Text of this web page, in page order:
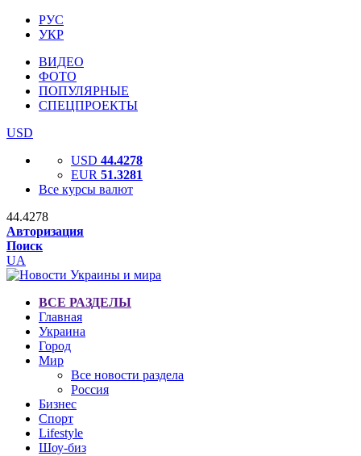
РУС
УКР
ВИДЕО
ФОТО
ПОПУЛЯРНЫЕ
СПЕЦПРОЕКТЫ
USD
USD 44.4278
EUR 51.3281
Все курсы валют
44.4278
Авторизация
Поиск
UA
ВСЕ РАЗДЕЛЫ
Главная
Украина
Город
Мир
Все новости раздела
Россия
Бизнес
Спорт
Lifestyle
Шоу-биз